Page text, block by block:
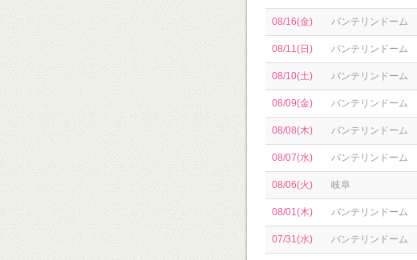
08/16(金) バンテリンドーム
08/11(日) バンテリンドーム
08/10(土) バンテリンドーム
08/09(金) バンテリンドーム
08/08(木) バンテリンドーム
08/07(水) バンテリンドーム
08/06(火) 岐阜
08/01(木) バンテリンドーム
07/31(水) バンテリンドーム